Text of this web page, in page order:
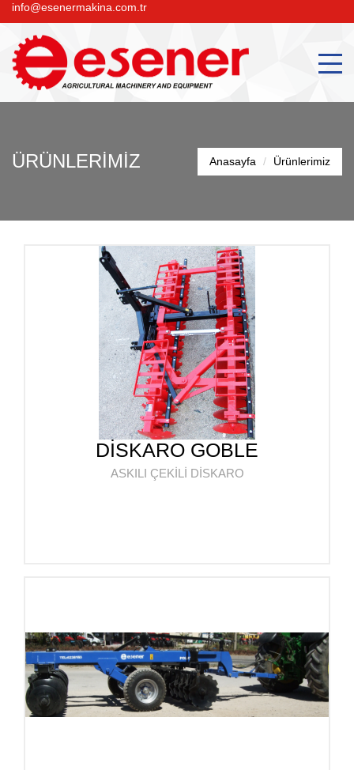
info@esenermakina.com.tr
ÜRÜNLERİMİZ Anasayfa Ürünlerimiz
DİSKARO GOBLE
ASKILI ÇEKİLİ DİSKARO